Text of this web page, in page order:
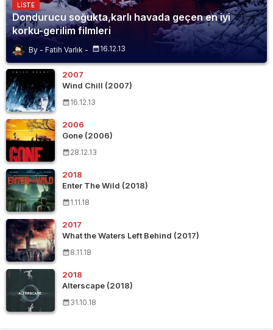
LISTE
Dondurucu soğukta,karlı havada geçen en iyi
korku-gerilim filmleri
Fatih Varlık 16.12.13
2007
Wind Chill (2007)
16.12.13
2006
Gone (2006)
28.12.13
2018
Enter The Wild (2018)
1.11.18
2017
What the Waters Left Behind (2017)
8.11.18
2018
Alterscape (2018)
31.10.18